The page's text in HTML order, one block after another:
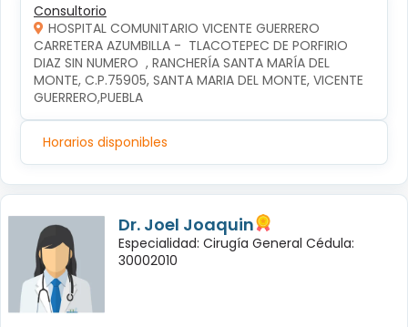
Consultorio
HOSPITAL COMUNITARIO VICENTE GUERRERO
CARRETERA AZUMBILLA -  TLACOTEPEC DE PORFIRIO
DIAZ SIN NUMERO  , RANCHERÍA SANTA MARÍA DEL
MONTE, C.P.75905, SANTA MARIA DEL MONTE, VICENTE
GUERRERO,PUEBLA
Horarios disponibles
Dr. Joel Joaquin
Especialidad: Cirugía General Cédula:
30002010